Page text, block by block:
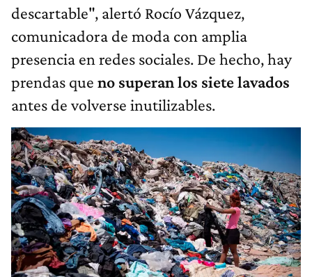
descartable", alertó Rocío Vázquez,
comunicadora de moda con amplia
presencia en redes sociales. De hecho, hay
prendas que no superan los siete lavados
antes de volverse inutilizables.